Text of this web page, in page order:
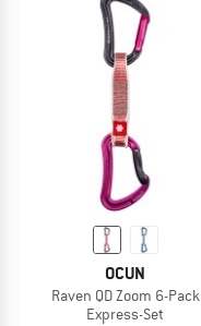
OCUN
Raven QD Zoom 6-Pack
Express-Set